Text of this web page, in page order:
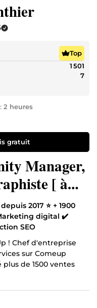
Top
1 501
7
2 heures
gratuit
Manager,
[ à
2017 ⭐ + 1900
digital ✔️
SEO
! Chef d'entreprise
sur Comeup
de 1500 ventes
et Marketing